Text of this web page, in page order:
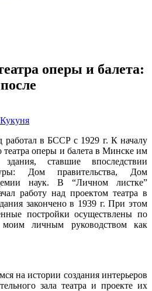
оперы и балета:
работал в БССР с 1929 г. К началу
театра оперы и балета в Минске им
ставшие впоследствии
Дом правительства, Дом
наук. В “Личном листке”
работу над проектом театра в
закончено в 1939 г. При этом
постройки осуществлены по
личным руководством как
на истории создания интерьеров
зала театра и проекте их